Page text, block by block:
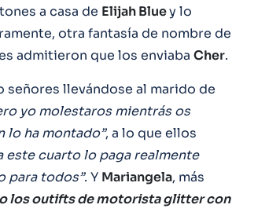
a casa de Elijah Bluey lo
otra fantasía de nombre de
admitieron que los enviaba Cher.
señores llevándose al marido de
yo molestaros mientrás os
lo ha montado”, a lo que ellos
este cuarto lo paga realmente
para todos”. Y Mariangela, más
los outifts de motorista glitter con